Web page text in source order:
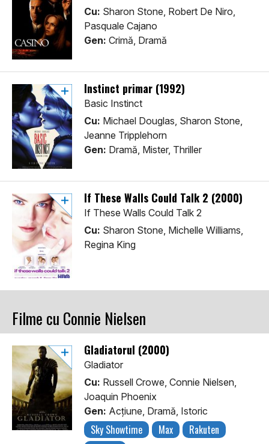
Cu: Sharon Stone, Robert De Niro,
Pasquale Cajano
Gen: Crimă, Dramă
Instinct primar (1992)
Basic Instinct
Cu: Michael Douglas, Sharon Stone,
Jeanne Tripplehorn
Gen: Dramă, Mister, Thriller
If These Walls Could Talk 2 (2000)
If These Walls Could Talk 2
Cu: Sharon Stone, Michelle Williams,
Regina King
Filme cu Connie Nielsen
Gladiatorul (2000)
Gladiator
Cu: Russell Crowe, Connie Nielsen,
Joaquin Phoenix
Gen: Acţiune, Dramă, Istoric
Sky Showtime Max
Rakuten